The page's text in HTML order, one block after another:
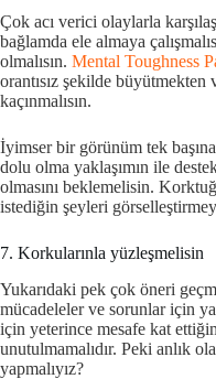
Çok acı verici olaylarla
bağlamda ele almaya
olmalısın. Mental Toughness
orantısız şekilde
kaçınmalısın.
İyimser bir görünüm tek
dolu olma yaklaşımın ile
olmasını beklemelisin.
istediğin şeyleri
7. Korkularınla yüzleşmelisin
Yukarıdaki pek çok öneri
mücadeleler ve sorunlar için
için yeterince mesafe kat
unutulmamalıdır. Peki anlık
yapmalıyız?